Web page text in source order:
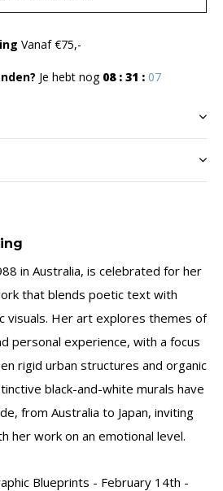
Vanaf €75,-
Je hebt nog 08 : 31 : 06
in Australia, is celebrated for her
that blends poetic text with
visuals. Her art explores themes of
personal experience, with a focus
rigid urban structures and organic
black-and-white murals have
from Australia to Japan, inviting
her work on an emotional level.
Blueprints - February 14th -